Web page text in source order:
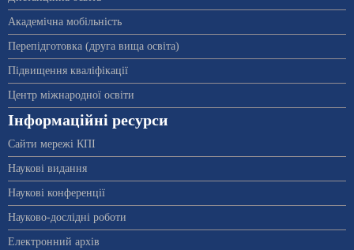
Академічна мобільність
Перепідготовка (друга вища освіта)
Підвищення кваліфікації
Центр міжнародної освіти
Інформаційні ресурси
Сайти мережі КПІ
Наукові видання
Наукові конференції
Науково-дослідні роботи
Електронний архів